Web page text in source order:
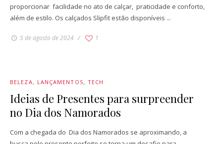
proporcionar facilidade no ato de calçar, praticidade e conforto,
além de estilo. Os calçados Slipfit estão disponíveis ...
5 de agosto de 2024 1
BELEZA LANÇAMENTOS TECH
Ideias de Presentes para surpreender
no Dia dos Namorados
Com a chegada do Dia dos Namorados se aproximando, a